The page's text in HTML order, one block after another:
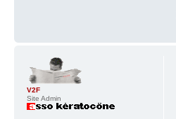
V2F
Site Admin